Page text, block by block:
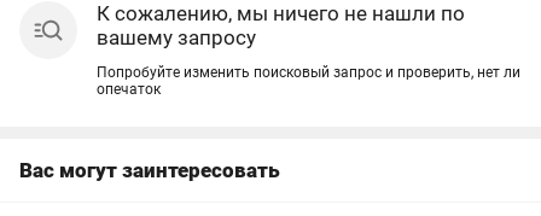
К сожалению, мы ничего не нашли по
вашему запросу
Попробуйте изменить поисковый запрос и проверить, нет ли
опечаток
Вас могут заинтересовать